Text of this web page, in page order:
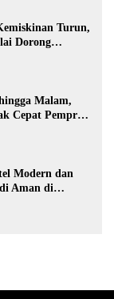
Turun,
Dorong
Malam,
Cepat Pemprov
Modern dan
Aman di